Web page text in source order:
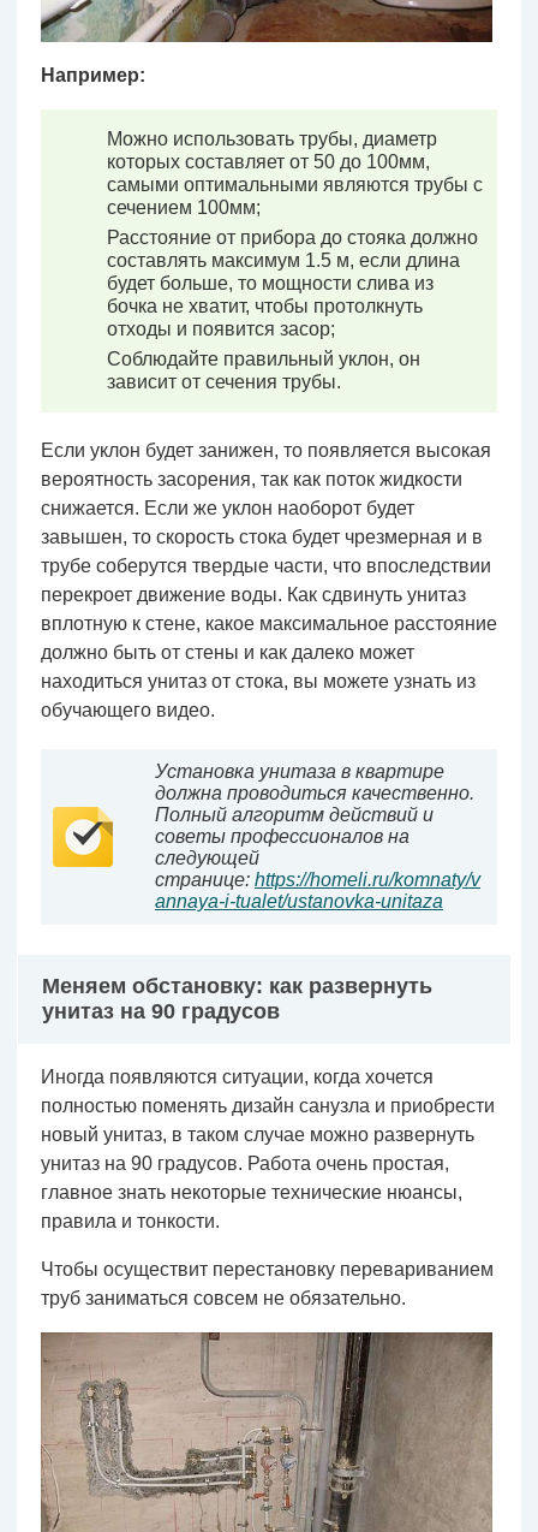
Например:
Можно использовать трубы, диаметр
которых составляет от 50 до 100мм,
самыми оптимальными являются трубы с
сечением 100мм;
Расстояние от прибора до стояка должно
составлять максимум 1.5 м, если длина
будет больше, то мощности слива из
бочка не хватит, чтобы протолкнуть
отходы и появится засор;
Соблюдайте правильный уклон, он
зависит от сечения трубы.
Если уклон будет занижен, то появляется высокая
вероятность засорения, так как поток жидкости
снижается. Если же уклон наоборот будет
завышен, то скорость стока будет чрезмерная и в
трубе соберутся твердые части, что впоследствии
перекроет движение воды. Как сдвинуть унитаз
вплотную к стене, какое максимальное расстояние
должно быть от стены и как далеко может
находиться унитаз от стока, вы можете узнать из
обучающего видео.
Установка унитаза в квартире
должна проводиться качественно.
Полный алгоритм действий и
советы профессионалов на
следующей
странице: https://homeli.ru/komnaty/v
annaya-i-tualet/ustanovka-unitaza
Меняем обстановку: как развернуть
унитаз на 90 градусов
Иногда появляются ситуации, когда хочется
полностью поменять дизайн санузла и приобрести
новый унитаз, в таком случае можно развернуть
унитаз на 90 градусов. Работа очень простая,
главное знать некоторые технические нюансы,
правила и тонкости.
Чтобы осуществит перестановку перевариванием
труб заниматься совсем не обязательно.